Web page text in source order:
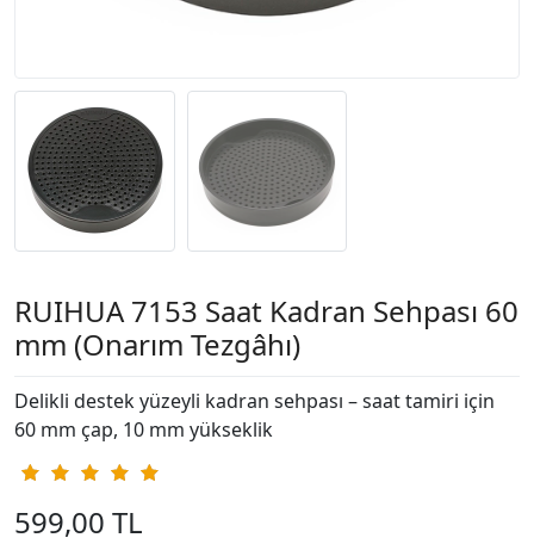
RUIHUA 7153 Saat Kadran Sehpası 60
mm (Onarım Tezgâhı)
Delikli destek yüzeyli kadran sehpası – saat tamiri için
60 mm çap, 10 mm yükseklik
599,00 TL